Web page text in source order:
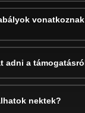
adni a
nektek?